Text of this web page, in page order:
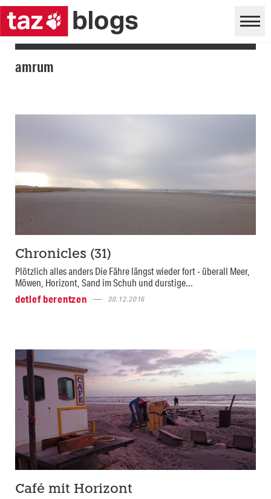
amrum
Chronicles (31)
Plötzlich alles anders Die Fähre längst wieder fort - überall Meer,
Möwen, Horizont, Sand im Schuh und durstige...
detlef berentzen
30.12.2016
Café mit Horizont